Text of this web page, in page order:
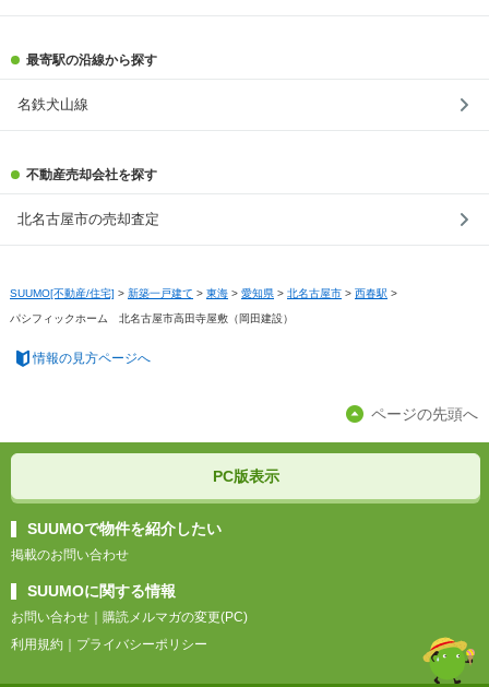
最寄駅の沿線から探す
名鉄犬山線
不動産売却会社を探す
北名古屋市の売却査定
SUUMO[不動産/住宅] > 新築一戸建て > 東海 > 愛知県 > 北名古屋市 > 西春駅 >
パシフィックホーム 北名古屋市高田寺屋敷（岡田建設）
情報の見方ページへ
ページの先頭へ
PC版表示
SUUMOで物件を紹介したい
掲載のお問い合わせ
SUUMOに関する情報
お問い合わせ
購読メルマガの変更(PC)
利用規約
プライバシーポリシー